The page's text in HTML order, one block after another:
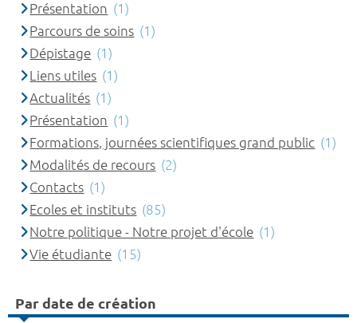
Présentation (1)
Parcours de soins (1)
Dépistage (1)
Liens utiles (1)
Actualités (1)
Présentation (1)
Formations, journées scientifiques grand public (1)
Modalités de recours (2)
Contacts (1)
Ecoles et instituts (85)
Notre politique - Notre projet d'école (1)
Vie étudiante (15)
Par date de création